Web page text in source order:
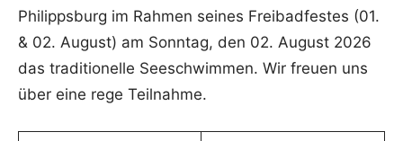
Philippsburg im Rahmen seines Freibadfestes (01.
& 02. August) am Sonntag, den 02. August 2026
das traditionelle Seeschwimmen. Wir freuen uns
über eine rege Teilnahme.